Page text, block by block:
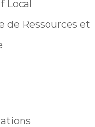
Local
de Ressources et